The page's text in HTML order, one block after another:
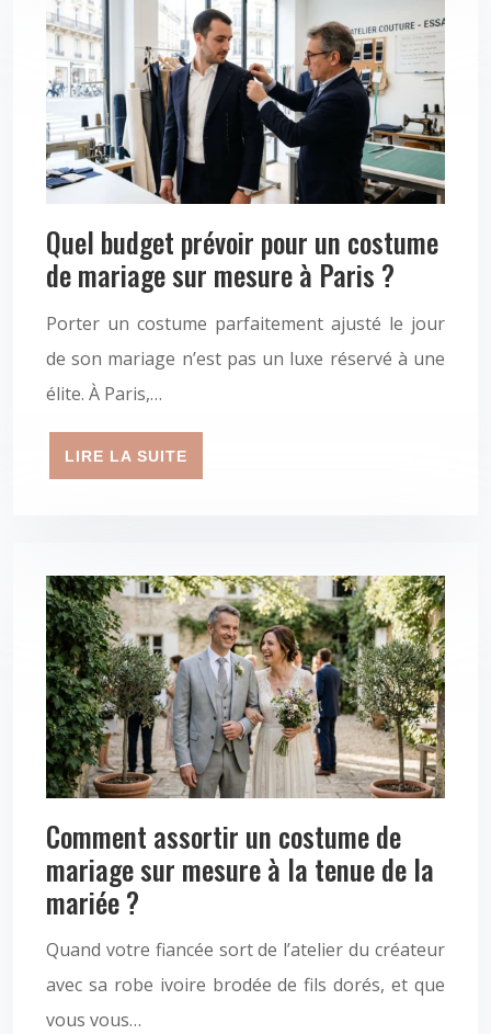
Quel budget prévoir pour un costume
de mariage sur mesure à Paris ?
Porter un costume parfaitement ajusté le jour
de son mariage n’est pas un luxe réservé à une
élite. À Paris,…
LIRE LA SUITE
Comment assortir un costume de
mariage sur mesure à la tenue de la
mariée ?
Quand votre fiancée sort de l’atelier du créateur
avec sa robe ivoire brodée de fils dorés, et que
vous vous…